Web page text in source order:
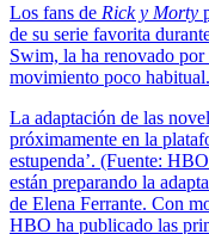
Los fans de Rick y Morty
de su serie favorita
Swim, la ha renovado por
movimiento poco habitual.
La adaptación de las
próximamente en la
estupenda’. (Fuente:
están preparando la
de Elena Ferrante. Con
HBO ha publicado las